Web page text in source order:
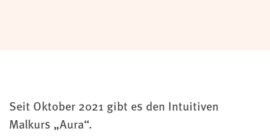
Seit Oktober 2021 gibt es den Intuitiven
Malkurs „Aura“.